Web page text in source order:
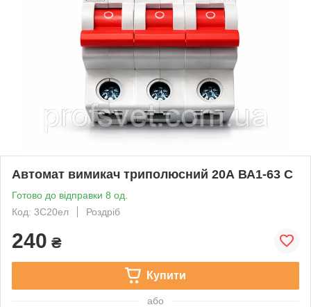
Автомат вимикач триполюсний 20А ВА1-63 С
Готово до відправки 8 од.
Код: 3С20ел
Роздріб
240 ₴
Купити
або